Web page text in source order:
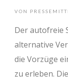
VON
Der autofreie
alternative
die Vorzüge
zu erleben.